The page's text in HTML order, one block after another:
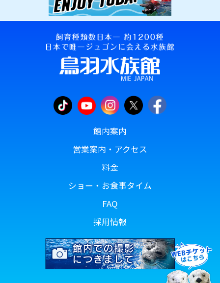
館内案内
営業案内・アクセス
料金
ショー・お食事タイム
FAQ
採用情報